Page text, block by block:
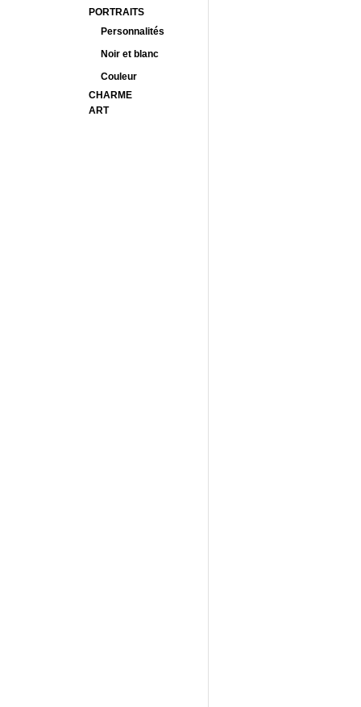
PORTRAITS
Personnalités
Noir et blanc
Couleur
CHARME
ART